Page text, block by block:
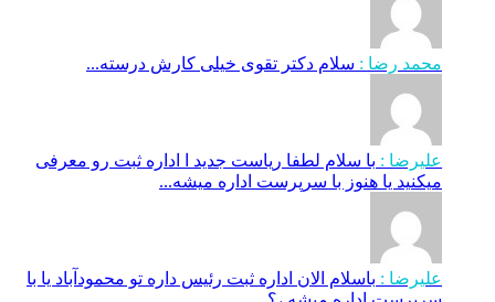
محمد رضا : سلام دکتر تقوی خیلی کارش درسته...
علیرضا : با سلام لطفا ریاست جدید ا اداره ثبت‌ رو معرفی
میکنید یا هنوز با سرپرست اداره‌ میشه...
علیرضا : باسلام الان اداره ثبت رئیس داره تو محمودآباد یا با